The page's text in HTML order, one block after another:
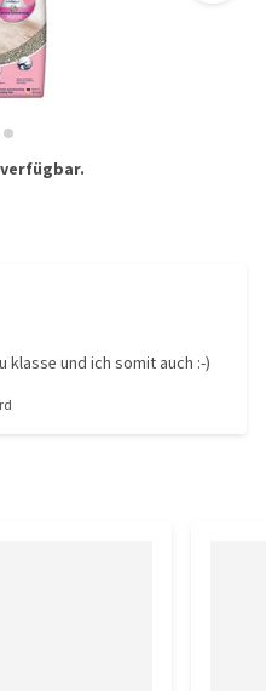
und ich somit auch :-)